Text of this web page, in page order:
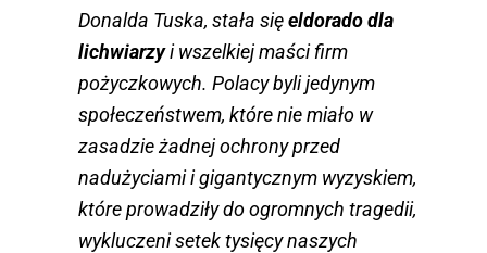
Donalda Tuska, stała sięeldorado dla
lichwiarzyi wszelkiej maści firm
pożyczkowych. Polacy byli jedynym
społeczeństwem, które nie miało w
zasadzie żadnej ochrony przed
nadużyciami i gigantycznym wyzyskiem,
które prowadziły do ogromnych tragedii,
wykluczeni setek tysięcy naszych